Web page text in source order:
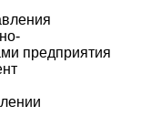
предприятия